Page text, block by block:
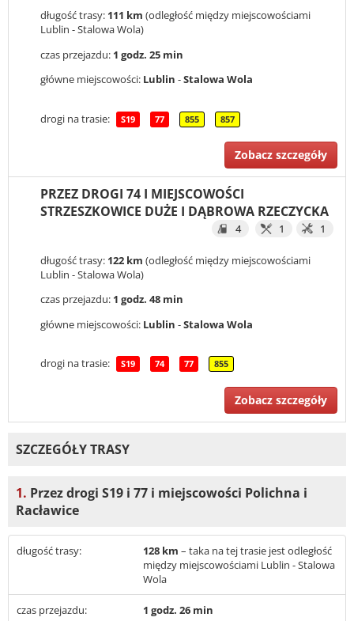
długość trasy: 111 km (odległość między miejscowościami
Lublin - Stalowa Wola)
czas przejazdu: 1 godz. 25 min
główne miejscowości: Lublin -Stalowa Wola
drogi na trasie: S19 77 855 857
Zobacz szczegóły
PRZEZ DROGI 74 I MIEJSCOWOŚCI
STRZESZKOWICE DUŻE I DĄBROWA RZECZYCKA
4 1 1
długość trasy: 122 km (odległość między miejscowościami
Lublin - Stalowa Wola)
czas przejazdu: 1 godz. 48 min
główne miejscowości: Lublin -Stalowa Wola
drogi na trasie: S19 74 77 855
Zobacz szczegóły
SZCZEGÓŁY TRASY
1. Przez drogi S19 i 77 i miejscowości Polichna i
Racławice
długość trasy: 128 km – taka na tej trasie jest odległość
między miejscowościami Lublin - Stalowa
Wola
czas przejazdu: 1 godz. 26 min